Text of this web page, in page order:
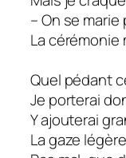
– On se
La
Quel pédant
Je porterai
Y ajouterai
La gaze